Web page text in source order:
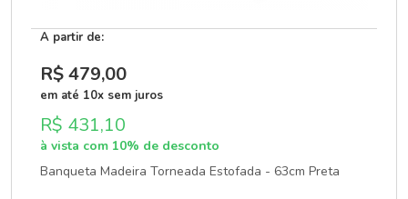
A partir de:
R$ 479,00
em até 10x sem juros
R$ 431,10
à vista com 10% de desconto
Banqueta Madeira Torneada Estofada - 63cm Preta